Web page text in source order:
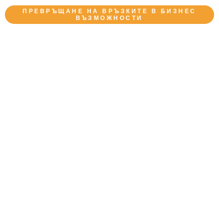
ПРЕВРЪЩАНЕ НА ВРЪЗКИТЕ В БИЗНЕС
ВЪЗМОЖНОСТИ